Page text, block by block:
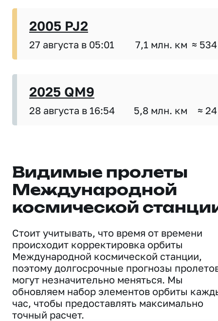
2005 PJ2
27 августа в 05:01 7,1 млн. км ≈
2025 QM9
28 августа в 16:54 5,8 млн. км ≈
Видимые пролеты
Международной
космической
Стоит учитывать, что время от времени
происходит корректировка орбиты
Международной космической станции,
поэтому долгосрочные прогнозы
могут незначительно меняться. Мы
обновляем набор элементов орбиты
час, чтобы предоставлять максимально
точный расчет.